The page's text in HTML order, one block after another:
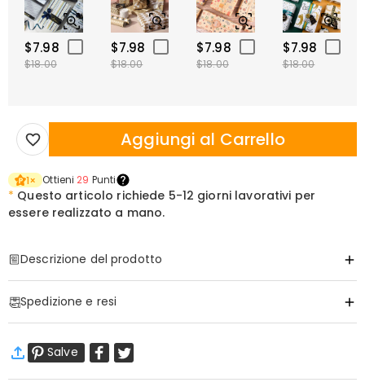
$7.98
$18.00
$7.98
$18.00
$7.98
$18.00
$7.98
$18.00
Aggiungi al Carrello
1× Ottieni 29 Punti
* Questo articolo richiede 5-12 giorni lavorativi per
essere realizzato a mano.
Descrizione del prodotto
Spedizione e resi
Spedizione Standard
9-18
Salve